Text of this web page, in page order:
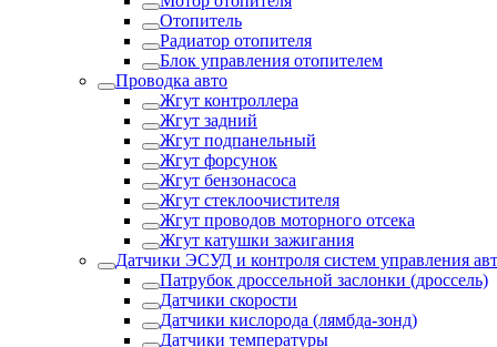
Отопитель
Радиатор отопителя
Блок управления отопителем
Проводка авто
Жгут контроллера
Жгут задний
Жгут подпанельный
Жгут форсунок
Жгут бензонасоса
Жгут стеклоочистителя
Жгут проводов моторного отсека
Жгут катушки зажигания
Датчики ЭСУД и контроля систем управления
Патрубок дроссельной заслонки (дроссель)
Датчики скорости
Датчики кислорода (лямбда-зонд)
Датчики температуры